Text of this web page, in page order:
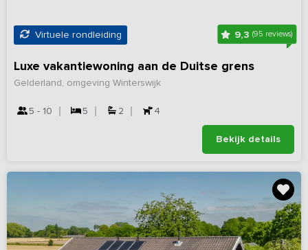
Virtuele rondleiding 9,3 (95 reviews)
Luxe vakantiewoning aan de Duitse grens
Gelderland, omgeving Winterswijk
5 - 10 5 2 4
Bekijk details